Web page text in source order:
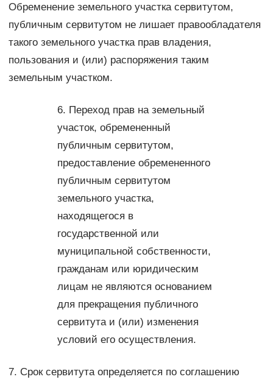
Обременение земельного участка сервитутом,
публичным сервитутом не лишает правообладателя
такого земельного участка прав владения,
пользования и (или) распоряжения таким
земельным участком.
6. Переход прав на земельный
участок, обремененный
публичным сервитутом,
предоставление обремененного
публичным сервитутом
земельного участка,
находящегося в
государственной или
муниципальной собственности,
гражданам или юридическим
лицам не являются основанием
для прекращения публичного
сервитута и (или) изменения
условий его осуществления.
7. Срок сервитута определяется по соглашению